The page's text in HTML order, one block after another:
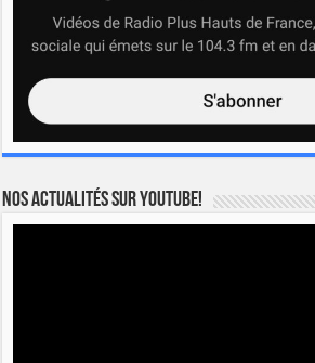
Nos actualités sur YOUTUBE!